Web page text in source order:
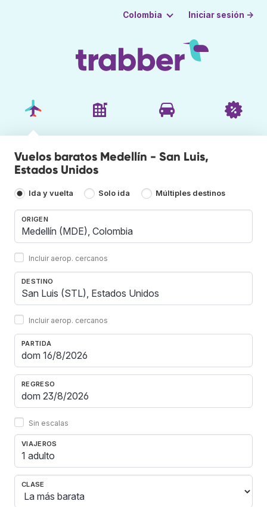
Colombia Iniciar sesión →
Vuelos baratos Medellín - San Luis,
Estados Unidos
Ida y vuelta Solo ida Múltiples destinos
ORIGEN
Incluir aerop. cercanos
DESTINO
Incluir aerop. cercanos
PARTIDA
REGRESO
Sin escalas
VIAJEROS
1 adulto
CLASE